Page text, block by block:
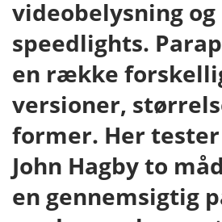
videobelysning og
speedlights.
en række
versioner,
former. Her
John Hagby to
en gennemsigtig